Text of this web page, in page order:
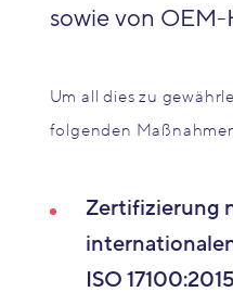
sowie von
Um all dies zu
folgenden
Zertifizierung
ISO